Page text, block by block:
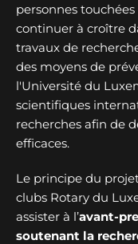
personnes
continuer à croître
travaux de
des moyens de
l'Université du
scientifiques
recherches afin de
efficaces.
Le principe du
clubs Rotary du
assister à l’avant-
soutenant la